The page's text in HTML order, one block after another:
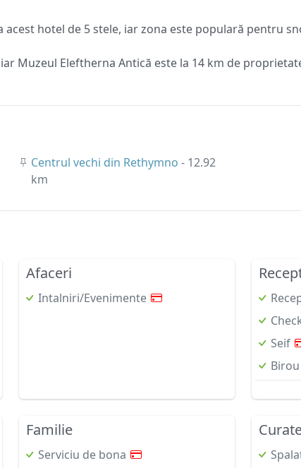
hotel de 5 stele, iar zona este populară pentru
Muzeul Eleftherna Antică este la 14 km de
Centrul vechi din Rethymno - 12.92
km
Afaceri
Intalniri/Evenimente
Seif
Familie
Serviciu de bona